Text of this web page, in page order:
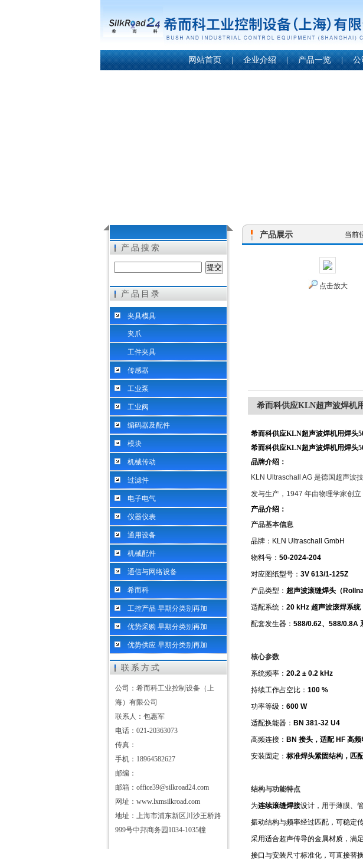
希而科工业控制设备（上海）有限公司
网站首页 | 企业介绍 | 产品一览 | 公
产品搜索
产品目录
夹具模具
夹爪
工件夹具
传感器
工业泵
工业阀
编码器及配件
模块
机械传动
过滤件
电子电气
仪器仪表
通用设备
机械配件
通信与网络设备
希而科
工控产品 早期分类别再加
优势采购 早期分类别再加
优势供应 早期分类别再加
联系方式
公司：希而科工业控制设备（上
海）有限公司
联系人：包惠军
电话：021-20363073
传真：
手机：18964582627
邮编：
邮箱：office39@silkroad24.com
网址： www.lxmsilkroad.com
地址：上海市浦东新区川沙王桥路
999号中邦商务园1034-1035幢
产品展示 当前
点击放大
希而科供应KLN超声波焊机
希而科供应KLN超声波焊机用焊头
希而科供应KLN超声波焊机用焊头
品牌介绍：
KLN Ultraschall AG 是德国超声波
发与生产， 1947 年由物理学家创立
产品介绍：
产品基本信息
品牌： KLN Ultraschall GmbH
物料号： 50-2024-204
对应图纸型号： 3V 613/1-125Z
产品类型： 超声波滚缝焊头（
适配系统： 20 kHz 超声波滚焊系统
配套发生器： 588/0.62、 588/0.8A
核心参数
系统频率： 20.2 ± 0.2 kHz
持续工作占空比： 100 %
功率等级： 600 W
适配换能器： BN 381-32 U4
高频连接： BN 接头，适配HF 高频
安装固定： 标准焊头紧固结构，匹
结构与功能特点
为连续滚缝焊接设计，用于薄膜、
振动结构与频率经过匹配，可稳定
采用适合超声传导的金属材质，满
接口与安装尺寸标准化，可直接替